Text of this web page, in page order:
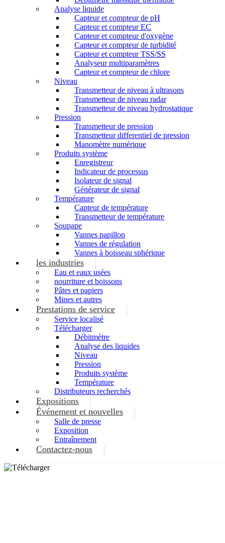
Analyse liquide
Capteur et compteur de pH
Capteur et compteur EC
Capteur et compteur d'oxygène
Capteur et compteur de turbidité
Capteur et compteur TSS/SS
Analyseur multiparamètres
Capteur et compteur de chlore
Niveau
Transmetteur de niveau à ultrasons
Transmetteur de niveau radar
Transmetteur de niveau hydrostatique
Pression
Transmetteur de pression
Transmetteur differentiel de pression
Manomètre numérique
Produits système
Enregistreur
Indicateur de processus
Isolateur de signal
Générateur de signal
Température
Capteur de température
Transmetteur de température
Soupape
Vannes papillon
Vannes de régulation
Vannes à boisseau sphérique
les industries
Eau et eaux usées
nourriture et boissons
Pâtes et papiers
Mines et autres
Prestations de service
Service localisé
Télécharger
Débitmètre
Analyse des liquides
Niveau
Pression
Produits système
Température
Distributeurs recherchés
Expositions
Événement et nouvelles
Salle de presse
Exposition
Entraînement
Contactez-nous